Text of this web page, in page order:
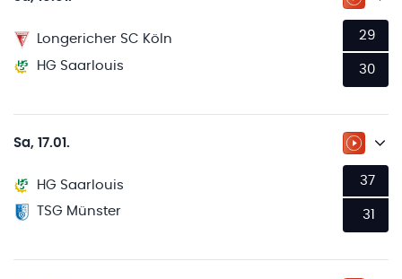
ZUM
Longericher SC Köln
HG Saarlouis
29
30
Sa, 17.01. ZUM
HG Saarlouis
TSG Münster
37
31